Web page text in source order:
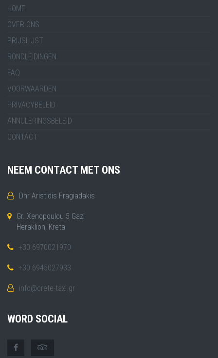
HOME
OVER ONS
PRIJSLIJST
RONDLEIDINGEN
FAQ
VOORWAARDEN
PRIVACYBELEID
ANNULERINGSBELEID
CONTACT
NEEM CONTACT MET ONS
Dhr Aristidis Fragiadakis
Gr. Xenopoulou 5 Gazi
Heraklion, Kreta
+30 6970021970
+30 6945027933
info@crete-taxi.gr
WORD SOCIAL